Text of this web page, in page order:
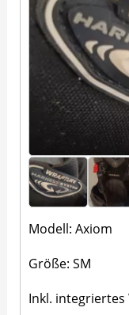
Modell: Axiom
Größe: SM
Inkl. integriertes